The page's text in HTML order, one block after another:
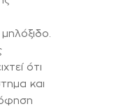
ότι
και